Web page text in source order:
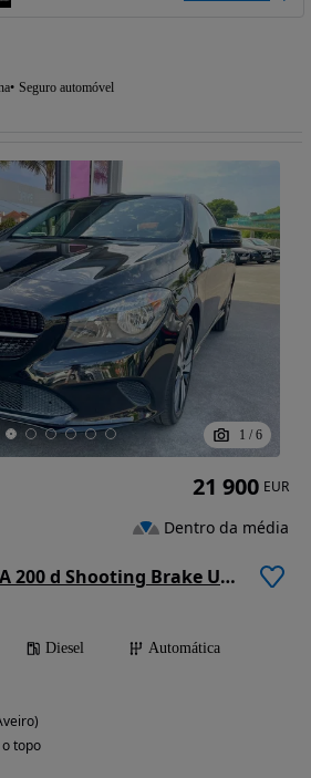
Seguro automóvel
1 / 6
Mercedes-Benz CLA 200 d Shooting Brake Urban Aut.
Diesel
Automática
o topo
21 900 EUR
Dentro da média